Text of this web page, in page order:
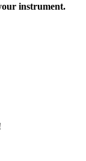
instrument.